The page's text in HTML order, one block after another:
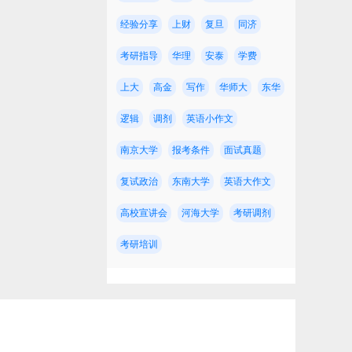
经验分享 上财 复旦 同济
考研指导 华理 安泰 学费
上大 高金 写作 华师大 东华
逻辑 调剂 英语小作文
南京大学 报考条件 面试真题
复试政治 东南大学 英语大作文
高校宣讲会 河海大学 考研调剂
考研培训